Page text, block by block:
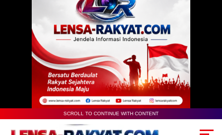
SCROLL TO CONTINUE WITH CONTENT